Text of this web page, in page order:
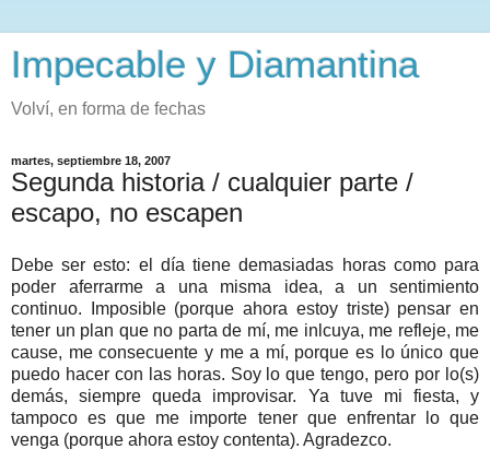
Impecable y Diamantina
Volví, en forma de fechas
martes, septiembre 18, 2007
Segunda historia / cualquier parte /
escapo, no escapen
Debe ser esto: el día tiene demasiadas horas como para
poder aferrarme a una misma idea, a un sentimiento
continuo. Imposible (porque ahora estoy triste) pensar en
tener un plan que no parta de mí, me inlcuya, me refleje, me
cause, me consecuente y me a mí, porque es lo único que
puedo hacer con las horas. Soy lo que tengo, pero por lo(s)
demás, siempre queda improvisar. Ya tuve mi fiesta, y
tampoco es que me importe tener que enfrentar lo que
venga (porque ahora estoy contenta). Agradezco.